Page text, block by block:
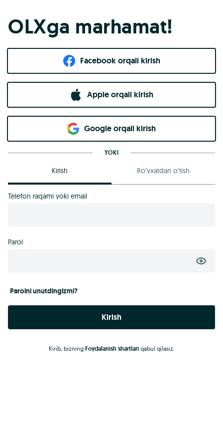
OLXga marhamat!
Facebook orqali kirish​
Apple orqali kirish
Goo​g​le orqali kirish
YOKI
Kirish Ro‘yxatdan o‘tish
Telefon raqami yoki email
Parol
Parolni unutdingizmi?
Kirish
Kirib, bizning Foydalanish shartlariqabul qilasiz.